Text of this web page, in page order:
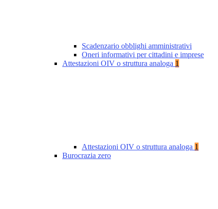
Scadenzario obblighi amministrativi
Oneri informativi per cittadini e imprese
Attestazioni OIV o struttura analoga 1
Attestazioni OIV o struttura analoga 1
Burocrazia zero